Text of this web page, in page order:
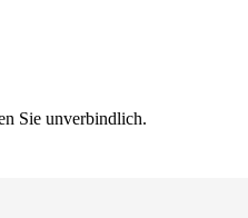
Sie unverbindlich.